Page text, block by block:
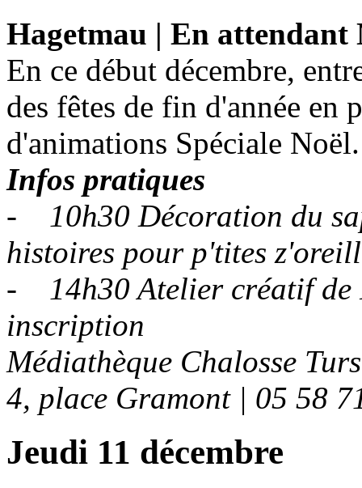
Hagetmau | En attendant
En ce début décembre,
des fêtes de fin d'année en
d'animations Spéciale Noël.
Infos pratiques
- 10h30 Décoration du
histoires pour p'tites
- 14h30 Atelier créatif de
inscription
Médiathèque Chalosse
4, place Gramont | 05 58
Jeudi 11 décembre